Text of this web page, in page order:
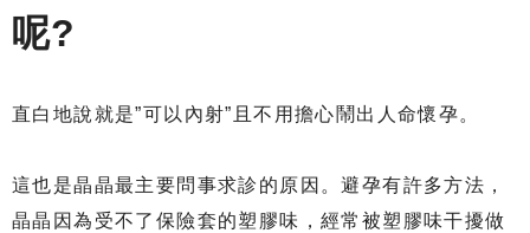
呢?
直白地說就是”可以內射”且不用擔心鬧出人命懷孕。
這也是晶晶最主要問事求診的原因。避孕有許多方法，
晶晶因為受不了保險套的塑膠味，經常被塑膠味干擾做